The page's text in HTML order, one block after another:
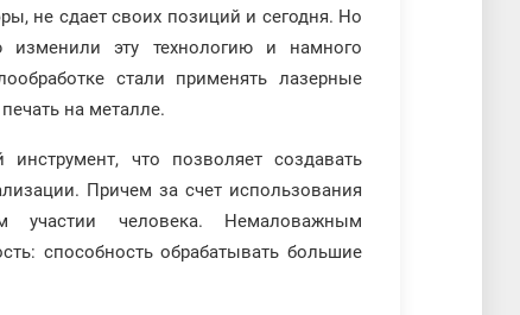
не сдает своих позиций и сегодня. Но
изменили эту технологию и намного
стали применять лазерные
на металле.
что позволяет создавать
Причем за счет использования
человека. Немаловажным
способность обрабатывать большие